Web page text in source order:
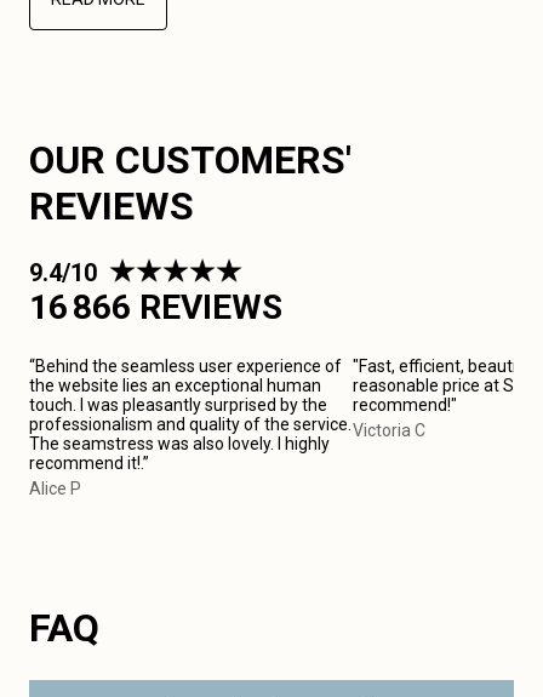
OUR CUSTOMERS'
REVIEWS
9.4/10
16 866 REVIEWS
“Behind the seamless user experience of
the website lies an exceptional human
touch. I was pleasantly surprised by the
professionalism and quality of the service.
The seamstress was also lovely. I highly
recommend it!.”
Alice P
"Fast, efficient, beautiful
reasonable price at
recommend!"
Victoria C
FAQ